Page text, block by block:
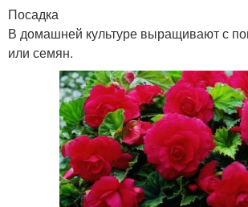
Посадка
В домашней культуре выращивают с
или семян.